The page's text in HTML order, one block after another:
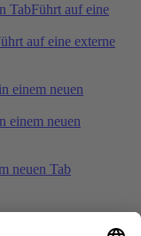
TabFührt auf eine
auf eine externe
einem neuen
einem neuen
neuen Tab